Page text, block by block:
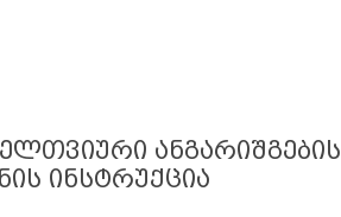
ᲐᲜᲒᲐᲠᲘᲨᲒᲔᲑᲘᲡ
ᲘᲜᲡᲢᲠᲣᲥᲪᲘᲐ